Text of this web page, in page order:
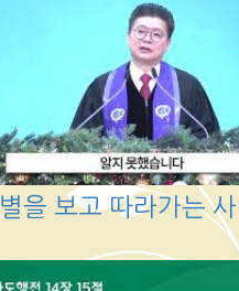
별을 보고 따라가는